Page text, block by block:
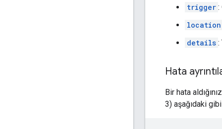
trigger :
location
details :
Hata
Bir hata
3) aşağıdaki